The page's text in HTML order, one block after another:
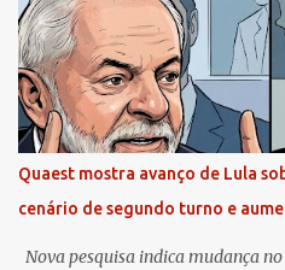
reivindicações está a luta pelo fim
redução da jornada semanal sem
movimento deste ano reflete uma
de debates sobre precarização do
informalidade e transformações
trabalhadores voltam às ruas
articulada nacionalmente. A
à tramitação de propostas
tema, o que amplia o peso político
Quaest mostra avanço de Lula
cenário de segundo turno e
Nova pesquisa indica mudança